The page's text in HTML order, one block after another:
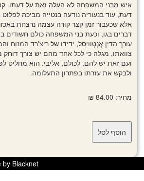
איש מבני המשפחה לא העלה זאת על דעתו.
דעת, עוד בנעוריה נודעה בנטייה מביכה
אלא שכעבור זמן קצר קורה עצמה נרצחת
דברים בגו, וכעת בני המשפחה כולם חשודים
עורך הדין אֶנְטְוויסל, ידידו של ריצ'רד המנוח
צוואתו, מגלה כי לכל אחד מהם יש צורך דוחק
ועם זאת יש להם, לכולם, אליבי. הוא מחליט
ולבקש את עזרתו בפתרון התעלומה.
מחיר: 84.00 ₪
Blacknet